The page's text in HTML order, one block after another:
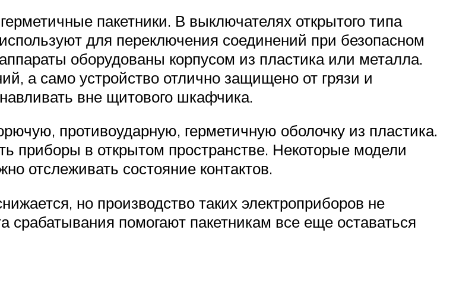
пакетники. В выключателях открытого типа
для переключения соединений при безопасном
оборудованы корпусом из пластика или металла.
а само устройство отлично защищено от грязи и
вне щитового шкафчика.
противоударную, герметичную оболочку из пластика.
приборы в открытом пространстве. Некоторые модели
отслеживать состояние контактов.
но производство таких электроприборов не
срабатывания помогают пакетникам все еще оставаться